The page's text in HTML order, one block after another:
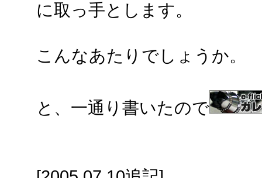
に取っ手とします。
こんなあたりでしょうか。
と、一通り書いたので